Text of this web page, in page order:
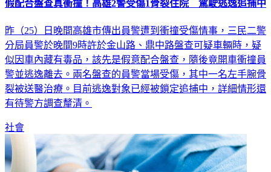
假配合盤查真衝撞！高雄2警受傷1骨裂住院 駕駛逃逸追捕中
昨（25）日晚間高雄市傳出員警遭到衝撞受傷情事，三民二警
分局員警於晚間9時許於金山路、鼎中路盤查可疑車輛時，疑
似因車內藏有毒品，該先是假意配合盤查，隨後竟開車衝撞員
警並逃逸離去。兩名盤查的員警當場受傷，其中一名左手腕骨
裂被送醫治療。目前逃逸對象已經被鎖定追捕中，詳細情形還
有待警方調查釐清。
社會